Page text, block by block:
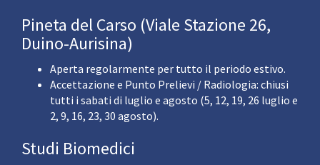
Pineta del Carso (Viale Stazione 26,
Duino-Aurisina)
Aperta regolarmente per tutto il periodo estivo.
Accettazione e Punto Prelievi / Radiologia: chiusi
tutti i sabati di luglio e agosto (5, 12, 19, 26 luglio e
2, 9, 16, 23, 30 agosto).
Studi Biomedici